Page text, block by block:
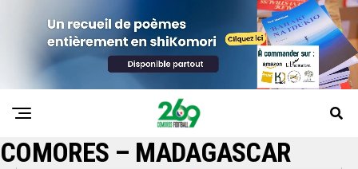
COMORES – MADAGASCAR